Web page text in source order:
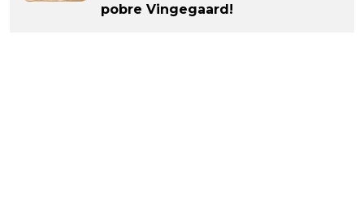
pobre Vingegaard!